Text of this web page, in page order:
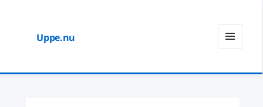
Uppe.nu
WIDGETS